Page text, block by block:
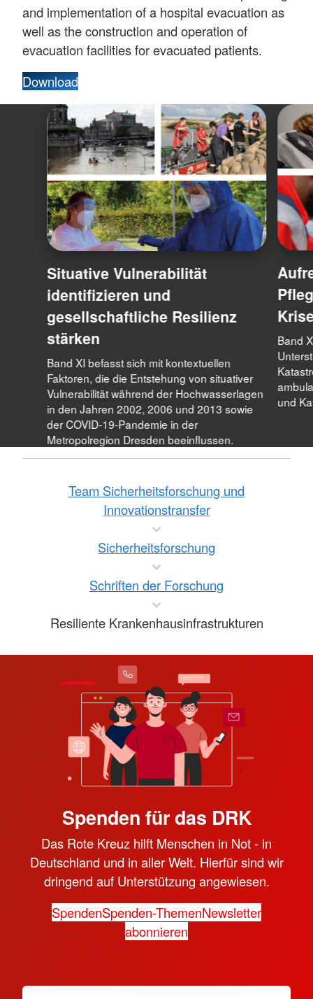
and implementation of a hospital evacuation as
well as the construction and operation of
evacuation facilities for evacuated patients.
Download
Situative Vulnerabilität
identifizieren und
gesellschaftliche Resilienz
stärken
Band XI befasst sich mit kontextuellen
Faktoren, die die Entstehung von situativer
Vulnerabilität während der Hochwasserlagen
in den Jahren 2002, 2006 und 2013 sowie
der COVID-19-Pandemie in der
Metropolregion Dresden beeinflussen.
Band
und
Team Sicherheitsforschung und
Innovationstransfer
Sicherheitsforschung
Schriften der Forschung
Resiliente Krankenhausinfrastrukturen
Spenden für das DRK
Das Rote Kreuz hilft Menschen in Not - in
Deutschland und in aller Welt. Hierfür sind wir
dringend auf Unterstützung angewiesen.
SpendenSpenden-ThemenNewsletter
abonnieren